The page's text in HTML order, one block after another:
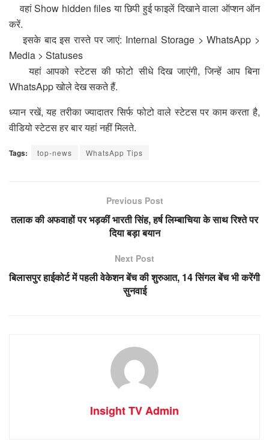
वहां Show hidden files या छिपी हुई फाइलें दिखाने वाला ऑप्शन ऑन
करें.
इसके बाद इस रास्ते पर जाएं: Internal Storage > WhatsApp >
Media > Statuses
यहां आपको स्टेटस की फोटो सीधे दिख जाएंगी, जिन्हें आप बिना
WhatsApp खोले देख सकते हैं.
ध्यान रखें, यह तरीका ज्यादातर सिर्फ फोटो वाले स्टेटस पर काम करता है,
वीडियो स्टेटस हर बार यहां नहीं मिलते.
Tags: top-news WhatsApp Tips
Previous Post
तलाक की अफवाहों पर भड़कीं भारती सिंह, हर्ष लिम्बाचिया के साथ रिश्ते पर
दिया बड़ा बयान
Next Post
बिलासपुर हाईकोर्ट में पहली वेकेशन बेंच की शुरुआत, 14 सिंगल बेंच भी करेंगी
सुनवाई
Insight TV Admin